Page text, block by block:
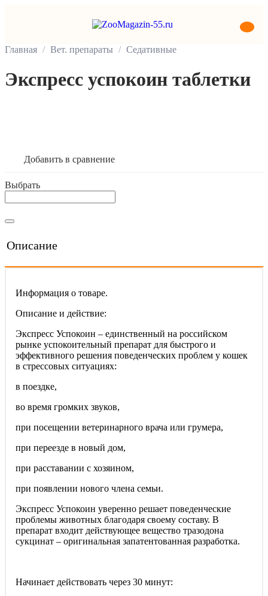
Главная Вет. препараты Седативные
Экспресс успокоин таблетки
Добавить в сравнение
Выбрать
Описание
Информация о товаре.
Описание и действие:
Экспресс Успокоин – единственный на российском
рынке успокоительный препарат для быстрого и
эффективного решения поведенческих проблем у кошек
в стрессовых ситуациях:
в поездке,
во время громких звуков,
при посещении ветеринарного врача или грумера,
при переезде в новый дом,
при расставании с хозяином,
при появлении нового члена семьи.
Экспресс Успокоин уверенно решает поведенческие
проблемы животных благодаря своему составу. В
препарат входит действующее вещество тразодона
сукцинат – оригинальная запатентованная разработка.
Начинает действовать через 30 минут: